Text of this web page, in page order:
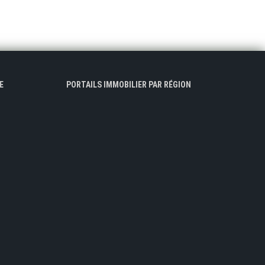
PORTAILS IMMOBILIER PAR RÉGION